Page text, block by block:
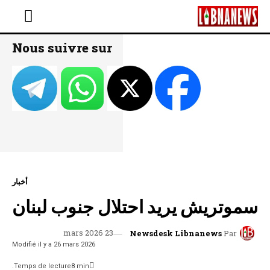
Nous suivre sur
أخبار
سموتريش يريد احتلال جنوب لبنان
Par
Newsdesk Libnanews
23 mars 2026
Modifié il y a 26 mars 2026
Temps de lecture8 min.